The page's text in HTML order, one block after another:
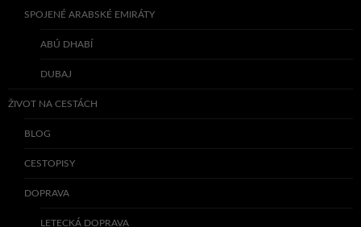
SPOJENÉ ARABSKÉ EMIRÁTY
ABÚ DHABÍ
DUBAJ
ŽIVOT NA CESTÁCH
BLOG
CESTOPISY
DOPRAVA
LETECKÁ DOPRAVA